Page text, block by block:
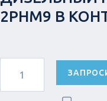
2РНМ9 В